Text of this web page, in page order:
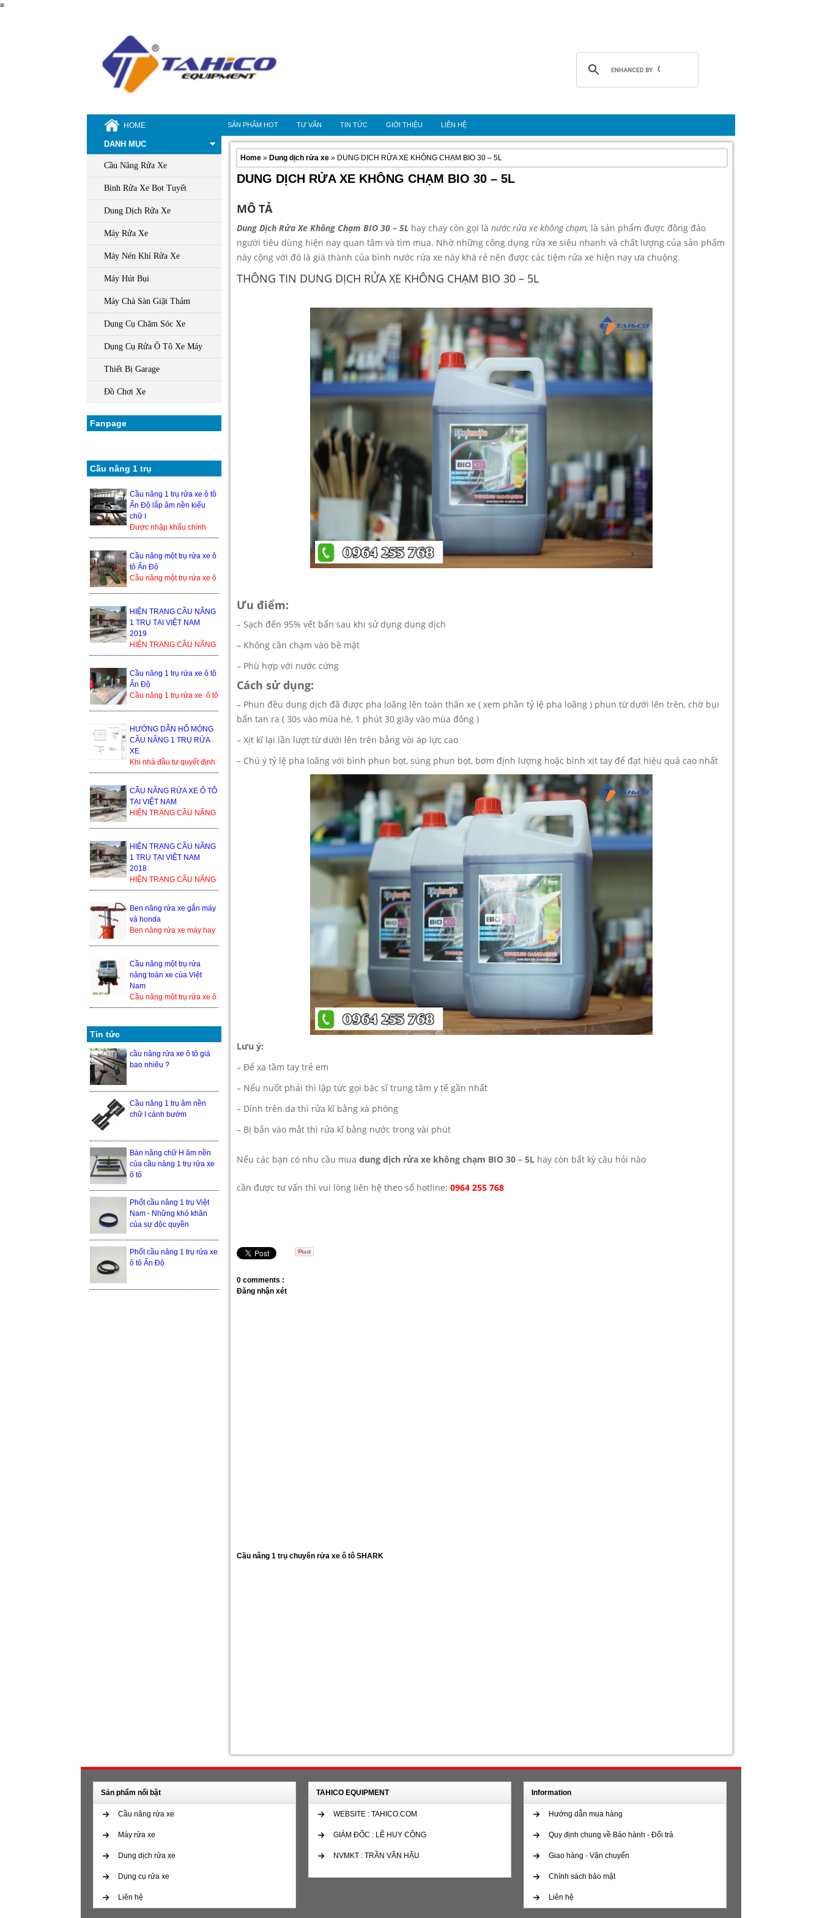
≡
HOME SẢN PHẨM HOT TƯ VẤN TIN TỨC GIỚI THIỆU LIÊN HỆ
DANH MỤC
Cầu Nâng Rửa Xe
Bình Rửa Xe Bọt Tuyết
Dung Dịch Rửa Xe
Máy Rửa Xe
Máy Nén Khí Rửa Xe
Máy Hút Bụi
Máy Chà Sàn Giặt Thảm
Dụng Cụ Chăm Sóc Xe
Dụng Cụ Rửa Ô Tô Xe Máy
Thiết Bị Garage
Đồ Chơi Xe
Fanpage
Cầu nâng 1 trụ
Cầu nâng 1 trụ rửa xe ô tô
Ấn Độ lắp âm nền kiểu
chữ I
Được nhập khẩu chính
hãng từ Ấn Độ, nên độ
nâng 1 trụ rửa xe ô ...
Cầu nâng một trụ rửa xe ô
tô Ấn Độ
Cầu nâng một trụ rửa xe ô
trong thị trường ...
HIỆN TRẠNG CẦU NÂNG
1 TRỤ TẠI VIỆT NAM
2019
HIỆN TRẠNG CẦU NÂNG
1 TRỤ TẠI VIỆT NAM
nâng xe ô tô, cầu nâng xe
1 trụ...
Cầu nâng 1 trụ rửa xe ô tô
Ấn Độ
Cầu nâng 1 trụ rửa xe ô tô
kiện sản xuất tạ...
HƯỚNG DẪN HỐ MÓNG
CẦU NÂNG 1 TRỤ RỬA
XE
Khi nhà đầu tư quyết định
lắp đặt cầu nâng 1 trụ, thì
bình thường họ sẽ nhận
được yêu cầu từ đơn ...
CẦU NÂNG RỬA XE Ô TÔ
TẠI VIỆT NAM
HIỆN TRẠNG CẦU NÂNG
nâng xe ô tô, cầu nâng xe
1 tr...
HIỆN TRẠNG CẦU NÂNG
1 TRỤ TẠI VIỆT NAM
2018
HIỆN TRẠNG CẦU NÂNG
1 TRỤ TẠI VIỆT NAM
2018 Trong thế giới cầu
nâng xe ô tô, cầu nâng xe
1 trụ ...
Ben nâng rửa xe gắn máy
và honda
Ben nâng rửa xe máy hay
thiết bị nâng hạ xe máy
đượ...
Cầu nâng một trụ rửa
nâng toàn xe của Việt
Nam
Cầu nâng một trụ rửa xe ô
tô nâng toàn xe của Việt
Tin tức
cầu nâng rửa xe ô tô giá
bao nhiêu ?
Cầu nâng 1 trụ âm nền
chữ I cánh bướm
Bàn nâng chữ H âm nền
của cầu nâng 1 trụ rửa xe
ô tô
Phốt cầu nâng 1 trụ Việt
Nam - Những khó khăn
của sự độc quyền
Phốt cầu nâng 1 trụ rửa xe
ô tô Ấn Độ
Home » Dung dịch rửa xe » DUNG DỊCH RỬA XE KHÔNG CHẠM BIO 30 – 5L
DUNG DỊCH RỬA XE KHÔNG CHẠM BIO 30 – 5L
MÔ TẢ
Dung Dịch Rửa Xe Không Chạm BIO 30 – 5L hay chay còn gọi là nước rửa xe không chạm, là sản phẩm được đông đảo
người tiêu dùng hiện nay quan tâm và tìm mua. Nhờ những công dụng rửa xe siêu nhanh và chất lượng của sản phẩm
này cộng với đó là giá thành của bình nước rửa xe này khá rẻ nên được các tiệm rửa xe hiện nay ưa chuộng.
THÔNG TIN DUNG DỊCH RỬA XE KHÔNG CHẠM BIO 30 – 5L
Ưu điểm:
– Sạch đến 95% vết bẩn sau khi sử dụng dung dịch
– Không cần chạm vào bề mặt
– Phù hợp với nước cứng
Cách sử dụng:
– Phun đều dung dịch đã được pha loãng lên toàn thân xe ( xem phần tỷ lệ pha loãng ) phun từ dưới lên trên, chờ bụi
bẩn tan ra ( 30s vào mùa hè, 1 phút 30 giây vào mùa đông )
– Xịt kĩ lại lần lượt từ dưới lên trên bằng vòi áp lực cao
– Chú ý tỷ lệ pha loãng với bình phun bọt, súng phun bọt, bơm định lượng hoặc bình xịt tay để đạt hiệu quả cao nhất
Lưu ý:
– Để xa tầm tay trẻ em
– Nếu nuốt phải thì lập tức gọi bác sĩ trung tâm y tế gần nhất
– Dính trên da thì rửa kĩ bằng xà phòng
– Bị bắn vào mắt thì rửa kĩ bằng nước trong vài phút
Nếu các bạn có nhu cầu mua dung dịch rửa xe không chạm BIO 30 – 5L hay còn bất kỳ câu hỏi nào
cần được tư vấn thì vui lòng liên hệ theo số hotline: 0964 255 768
0 comments :
Đăng nhận xét
Cầu nâng 1 trụ chuyên rửa xe ô tô SHARK
Sản phẩm nổi bật
Cầu nâng rửa xe
Máy rửa xe
Dung dịch rửa xe
Dụng cụ rửa xe
Liên hệ
TAHICO EQUIPMENT
WEBSITE : TAHICO.COM
GIÁM ĐỐC : LÊ HUY CÔNG
NVMKT : TRẦN VĂN HẬU
Information
Hướng dẫn mua hàng
Quy định chung về Bảo hành - Đổi trả
Giao hàng - Vận chuyển
Chính sách bảo mật
Liên hệ